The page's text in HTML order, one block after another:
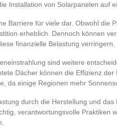
Installation von Solarpanelen auf
Barriere für viele dar. Obwohl die
erheblich. Dennoch können
finanzielle Belastung verringern.
sind weitere
Dächer können die Effizienz der
da einige Regionen mehr
durch die Herstellung und das
verantwortungsvolle Praktiken